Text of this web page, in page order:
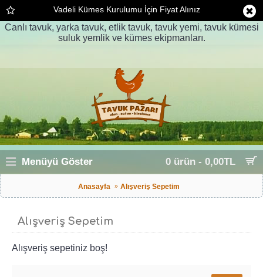
Vadeli Kümes Kurulumu İçin Fiyat Alınız
Canlı tavuk, yarka tavuk, etlik tavuk, tavuk yemi, tavuk kümesi
suluk yemlik ve kümes ekipmanları.
0 ürün - 0,00TL
Menüyü Göster
Anasayfa Alışveriş Sepetim
Alışveriş Sepetim
Alışveriş sepetiniz boş!